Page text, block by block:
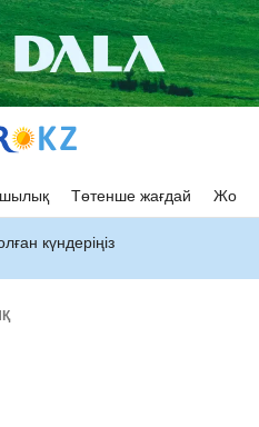
Төтенше жағдай Жол
күндеріңіз